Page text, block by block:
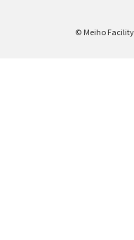
© Meiho Facility